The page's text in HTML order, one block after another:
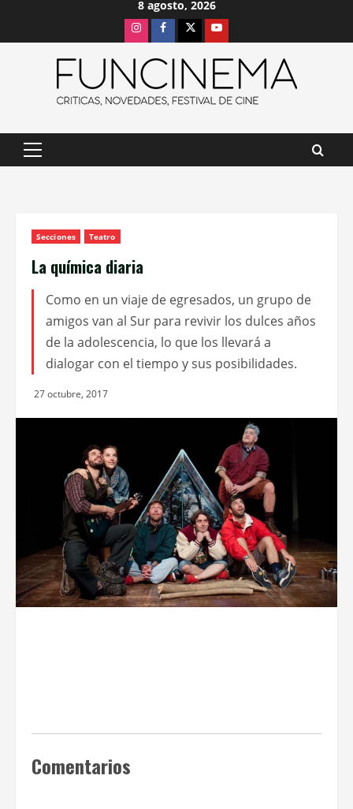
8 agosto, 2026
InstagramFacebook
X Youtube
Menú
Secciones Teatro
La química diaria
Como en un viaje de egresados, un grupo de
amigos van al Sur para revivir los dulces años
de la adolescencia, lo que los llevará a
dialogar con el tiempo y sus posibilidades.
27 octubre, 2017
Comentarios